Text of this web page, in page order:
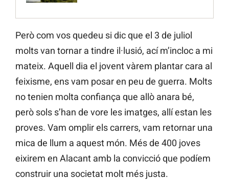
Però com vos quedeu si dic que el 3 de juliol
molts van tornar a tindre il·lusió, ací m’incloc a mi
mateix. Aquell dia el jovent vàrem plantar cara al
feixisme, ens vam posar en peu de guerra. Molts
no tenien molta confiança que allò anara bé,
però sols s’han de vore les imatges, allí estan les
proves. Vam omplir els carrers, vam retornar una
mica de llum a aquest món. Més de 400 joves
eixirem en Alacant amb la convicció que podíem
construir una societat molt més justa.